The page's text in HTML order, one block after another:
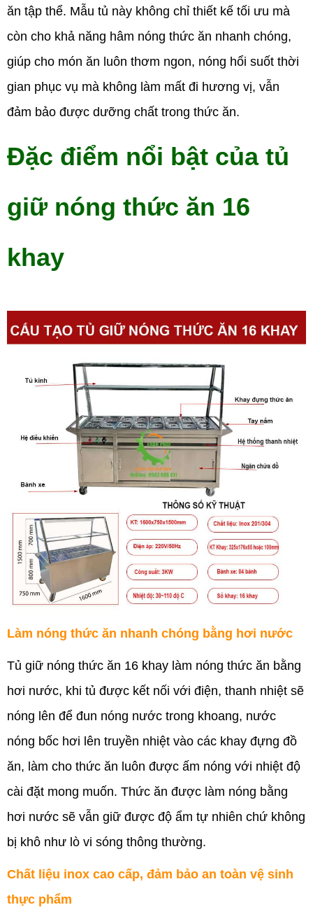
ăn tập thể. Mẫu tủ này không chỉ thiết kế tối ưu mà
còn cho khả năng hâm nóng thức ăn nhanh chóng,
giúp cho món ăn luôn thơm ngon, nóng hổi suốt thời
gian phục vụ mà không làm mất đi hương vị, vẫn
đảm bảo được dưỡng chất trong thức ăn.
Đặc điểm nổi bật của tủ
giữ nóng thức ăn 16
khay
Làm nóng thức ăn nhanh chóng bằng hơi nước
Tủ giữ nóng thức ăn 16 khay làm nóng thức ăn bằng
hơi nước, khi tủ được kết nối với điện, thanh nhiệt sẽ
nóng lên để đun nóng nước trong khoang, nước
nóng bốc hơi lên truyền nhiệt vào các khay đựng đồ
ăn, làm cho thức ăn luôn được ấm nóng với nhiệt độ
cài đặt mong muốn. Thức ăn được làm nóng bằng
hơi nước sẽ vẫn giữ được độ ẩm tự nhiên chứ không
bị khô như lò vi sóng thông thường.
Chất liệu inox cao cấp, đảm bảo an toàn vệ sinh
thực phẩm